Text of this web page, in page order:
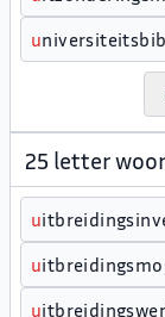
u
25 letter
u
u
u